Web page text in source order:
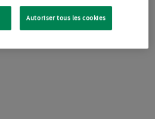
Autoriser tous les cookies